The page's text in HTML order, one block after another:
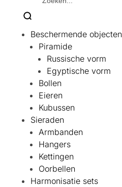
Beschermende objecten
Piramide
Russische vorm
Egyptische vorm
Bollen
Eieren
Kubussen
Sieraden
Armbanden
Hangers
Kettingen
Oorbellen
Harmonisatie sets